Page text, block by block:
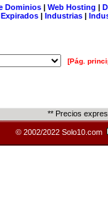
Dominios| Web Hosting |
| Industrias |
[Pág.
** Precios
© 2002/2022 Solo10.com